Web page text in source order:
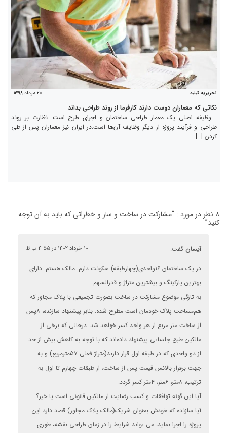
تحریریه کیلید ۲۰ مرداد ۱۳۹۸
نکاتی که معماران دوست دارند کارفرما از روند طراحی بداند
وظیفه اصلی یک معمار طراحی ساختمان و اجرای طرح است. نظارت بر روند
طراحی و فرآیند پروژه از دیگر وظایف آن‌ها است.در ایران نیز معماران پس از طی
کردن […]
۸ نظر در مورد : “ مشارکت در ساخت و ساز و خطراتی که باید به آن توجه
کنید”
آیسان گفت: ۱۰ خرداد ۱۴۰۲ در ۴:۵۵ ب.ظ
در یک ساختمان ۱۶واحدی(چهارطبقه) سکونت دارم. مالک هستم. دارای
بهترین پارکینگ و بیشترین متراژ و قدرالسهم.
به تازگی موضوع مشارکت در ساخت بصورت تجمیعی با پلاک مجاور که
هم‌مساحت پلاک خودمان است مطرح شده. بنابر پیشنهاد سازنده، ۸پس
از ساخت متر مربع از هر واحد کسر خواهد شد. درحالی که برخی از
مالکین طبق جلساتی پیشنهاد داده‌اند که با توجه به کاهش بیش از حد
از دو واحدی که در طبقه اول قرار دارند(متراژ فعلی ۵۷مترمربع) و به
جهت برقرار بالانس قیمت پس از ساخت، از طبقات چهارم تا اول به
ترتیب، ۸متر، ۶متر، ۴متر کسر گردد.
آیا این گونه توافقات و کسب رضایت از مالکین قانونی است یا خیر؟
آیا سازنده که خودش بعنوان شریک(مالک پلاک مجاور) قصد دارد این
پروژه را اجرا نماید، می تواند شرایط را در زمان طراحی نقشه، طوری